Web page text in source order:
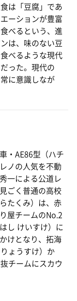
は「豆腐」であ
ーションが豊富
べるという、進
は、味のない豆
べるような現代
った。現代の
に意識しなが
・AE86型（ハチ
ノの人気を不動
一による公道レ
ごく普通の高校
たくみ）は、赤
屋チームのNo.2
し けいすけ）に
けとなり、拓海
ょうすけ）か
チームにスカウ